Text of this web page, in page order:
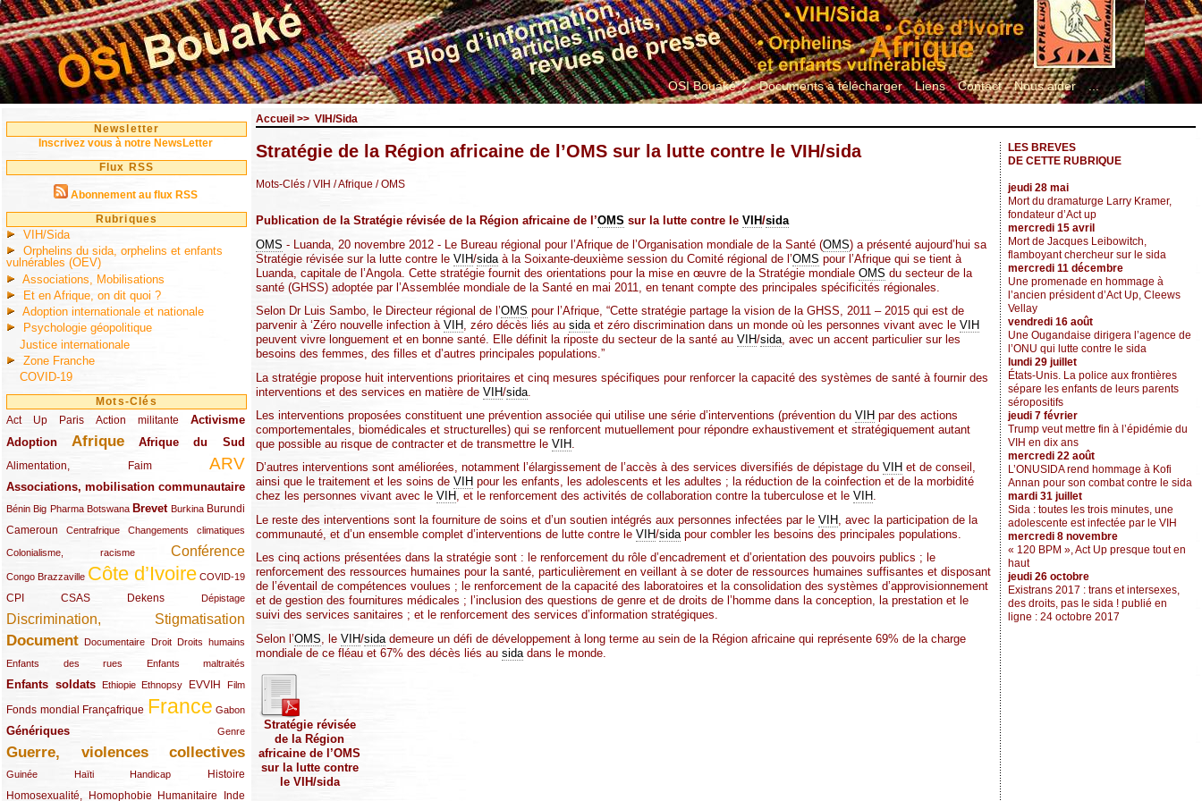
OSI Bouaké ? Documents à télécharger Liens Contact Nous aider ...
Newsletter
Inscrivez vous à notre NewsLetter
Flux RSS
Abonnement au flux RSS
Rubriques
VIH/Sida
Orphelins du sida, orphelins et enfants
vulnérables (OEV)
Associations, Mobilisations
Et en Afrique, on dit quoi ?
Adoption internationale et nationale
Psychologie géopolitique
Justice internationale
Zone Franche
COVID-19
Mots-Clés
Act Up Paris
(49/289) Action militante
(32/289) Activisme
(73/289)
Adoption
(82/289) Afrique
(161/289) Afrique du Sud
(73/289)
Alimentation, Faim
(48/289) ARV
(203/289)
Associations, mobilisation communautaire
(65/289)
Bénin
(13/289)Big Pharma
(16/289) Botswana
(9/289) Brevet
(83/289) Burkina
(18/289) Burundi
(30/289)
Cameroun
(47/289) Centrafrique
(23/289) Changements climatiques
(10/289)
Colonialisme, racisme
(19/289) Conférence
(118/289)
Congo Brazzaville
(24/289) Côte d’Ivoire
(263/289) COVID-19
(13/289)
CPI
(48/289) CSAS
(32/289) Dekens
(29/289) Dépistage
(19/289)
Discrimination, Stigmatisation
(131/289)
Document
(145/289) Documentaire
(9/289) Droit
(20/289) Droits humains
(22/289)
Enfants des rues
(21/289) Enfants maltraités
(10/289)
Enfants soldats
(68/289) Ethiopie
(12/289) Ethnopsy
(15/289) EVVIH
(55/289) Film
(22/289)
Fonds mondial
(48/289) Françafrique
(39/289) France
(289/289) Gabon
(12/289)
Génériques
(59/289) Genre
(22/289)
Guerre, violences collectives
(149/289)
Guinée
(12/289) Haïti
(15/289) Handicap
(10/289) Histoire
(49/289)
Homosexualité, Homophobie
(44/289) Humanitaire
(47/289) Inde
(34/289)
Accueil >> VIH/Sida
Stratégie de la Région africaine de l’OMS sur la lutte contre le VIH/sida
Mots-Clés / VIH / Afrique / OMS
Publication de la Stratégie révisée de la Région africaine de l’OMS sur la lutte contre le VIH/sida
OMS - Luanda, 20 novembre 2012 - Le Bureau régional pour l’Afrique de l’Organisation mondiale de la Santé (OMS) a présenté aujourd’hui sa
Stratégie révisée sur la lutte contre le VIH/sida à la Soixante-deuxième session du Comité régional de l’OMS pour l’Afrique qui se tient à
Luanda, capitale de l’Angola. Cette stratégie fournit des orientations pour la mise en œuvre de la Stratégie mondiale OMS du secteur de la
santé (GHSS) adoptée par l’Assemblée mondiale de la Santé en mai 2011, en tenant compte des principales spécificités régionales.
Selon Dr Luis Sambo, le Directeur régional de l’OMS pour l’Afrique, “Cette stratégie partage la vision de la GHSS, 2011 – 2015 qui est de
parvenir à ‘Zéro nouvelle infection à VIH, zéro décès liés au sidaet zéro discrimination dans un monde où les personnes vivant avec le VIH
peuvent vivre longuement et en bonne santé. Elle définit la riposte du secteur de la santé au VIH/sida, avec un accent particulier sur les
besoins des femmes, des filles et d’autres principales populations.”
La stratégie propose huit interventions prioritaires et cinq mesures spécifiques pour renforcer la capacité des systèmes de santé à fournir des
interventions et des services en matière de VIH/sida
Les interventions proposées constituent une prévention associée qui utilise une série d’interventions (prévention du VIH par des actions
comportementales, biomédicales et structurelles) qui se renforcent mutuellement pour répondre exhaustivement et stratégiquement autant
que possible au risque de contracter et de transmettre le VIH
D’autres interventions sont améliorées, notamment l’élargissement de l’accès à des services diversifiés de dépistage du VIH et de conseil,
ainsi que le traitement et les soins de VIH pour les enfants, les adolescents et les adultes ; la réduction de la coinfection et de la morbidité
chez les personnes vivant avec le VIH, et le renforcement des activités de collaboration contre la tuberculose et le VIH.
Le reste des interventions sont la fourniture de soins et d’un soutien intégrés aux personnes infectées par le VIH , avec la participation de la
communauté, et d’un ensemble complet d’interventions de lutte contre le VIH/sida pour combler les besoins des principales populations.
Les cinq actions présentées dans la stratégie sont : le renforcement du rôle d’encadrement et d’orientation des pouvoirs publics ; le
renforcement des ressources humaines pour la santé, particulièrement en veillant à se doter de ressources humaines suffisantes et disposant
de l’éventail de compétences voulues ; le renforcement de la capacité des laboratoires et la consolidation des systèmes d’approvisionnement
et de gestion des fournitures médicales ; l’inclusion des questions de genre et de droits de l’homme dans la conception, la prestation et le
suivi des services sanitaires ; et le renforcement des services d’information stratégiques.
Selon l’OMS , le VIH/sida demeure un défi de développement à long terme au sein de la Région africaine qui représente 69% de la charge
mondiale de ce fléau et 67% des décès liés au sida dans le monde.
Stratégie révisée
de la Région
africaine de l’OMS
sur la lutte contre
le VIH/sida
LES BREVES
DE CETTE RUBRIQUE
jeudi 28 mai
Mort du dramaturge Larry Kramer,
fondateur d’Act up
mercredi 15 avril
Mort de Jacques Leibowitch,
flamboyant chercheur sur le sida
mercredi 11 décembre
Une promenade en hommage à
l’ancien président d’Act Up, Cleews
Vellay
vendredi 16 août
Une Ougandaise dirigera l’agence de
l’ONU qui lutte contre le sida
lundi 29 juillet
États-Unis. La police aux frontières
sépare les enfants de leurs parents
séropositifs
jeudi 7 février
Trump veut mettre fin à l’épidémie du
VIH en dix ans
mercredi 22 août
L’ONUSIDA rend hommage à Kofi
Annan pour son combat contre le sida
mardi 31 juillet
Sida : toutes les trois minutes, une
adolescente est infectée par le VIH
mercredi 8 novembre
« 120 BPM », Act Up presque tout en
haut
jeudi 26 octobre
Existrans 2017 : trans et intersexes,
des droits, pas le sida ! publié en
ligne : 24 octobre 2017